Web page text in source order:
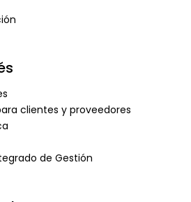
clientes y proveedores
de Gestión